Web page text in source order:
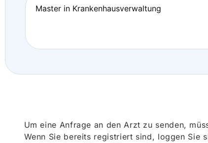
Master in Krankenhausverwaltung
Um eine Anfrage an den Arzt zu senden,
Wenn Sie bereits registriert sind, loggen Sie